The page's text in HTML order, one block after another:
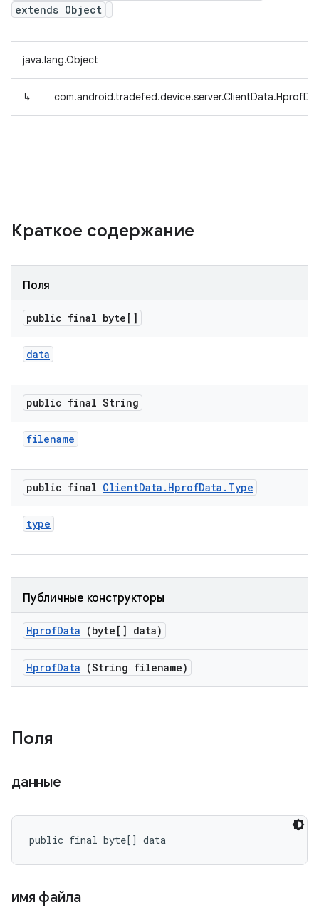
extends Object
java.lang.Object
↳
Краткое содержание
Поля
public final byte[]
data
public final String
filename
public final ClientData . HprofData . Type
type
Публичные конструкторы
HprofData (byte[] data)
HprofData (String filename)
Поля
данные
public final byte[] data
имя файла